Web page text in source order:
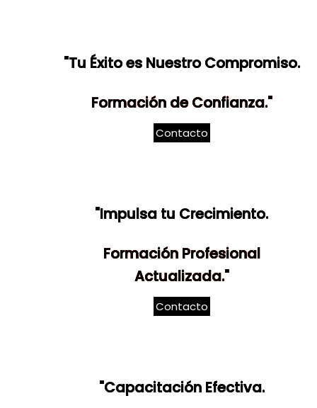
"Tu Éxito es Nuestro Compromiso.
Formación de Confianza."
Contacto
"Impulsa tu Crecimiento.
Formación Profesional
Actualizada."
Contacto
"Capacitación Efectiva.